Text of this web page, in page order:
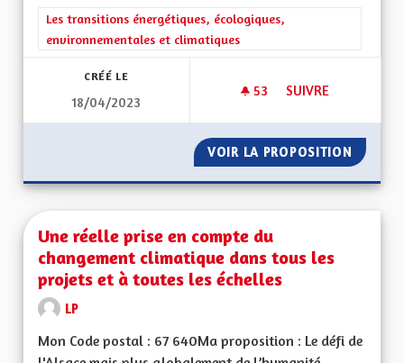
Filtrer les résultats de la catégorie : Les transitions
Les transitions énergétiques, écologiques,
environnementales et climatiques
CRÉÉ LE
18/04/2023
53 53 ABONNÉS
SUIVRE
VOIR LA PROPOSITION FAIRE
Une réelle prise en compte du
changement climatique dans tous les
projets et à toutes les échelles
LP
Mon Code postal : 67 640Ma proposition : Le défi de